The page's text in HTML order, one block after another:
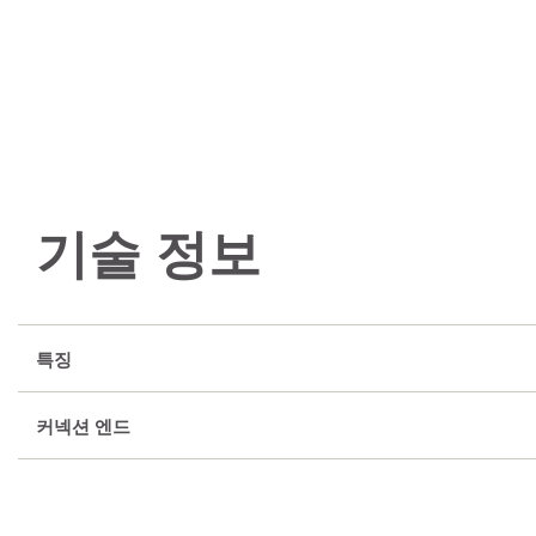
기술 정보
특징
커넥션 엔드